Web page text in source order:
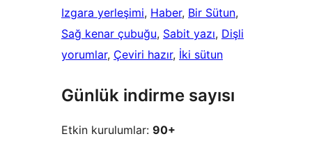
Izgara yerleşimi, Haber, Bir Sütun
Sağ kenar çubuğu, Sabit yazı, Dişli
yorumlar, Çeviri hazır, İki sütun
Günlük indirme sayısı
Etkin kurulumlar: 90+